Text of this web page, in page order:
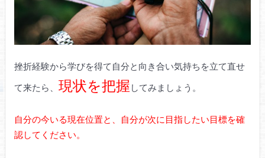
挫折経験から学びを得て自分と向き合い気持ちを立て直せ
て来たら、 現状を把握 してみましょう。
自分の今いる現在位置と、自分が次に目指したい目標を確
認してください。